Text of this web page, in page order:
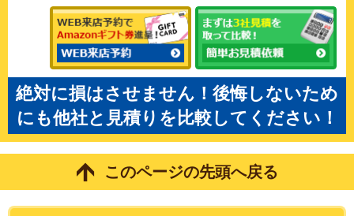
絶対に損はさせません！後悔しないため
にも他社と見積りを比較してください！
このページの先頭へ戻る